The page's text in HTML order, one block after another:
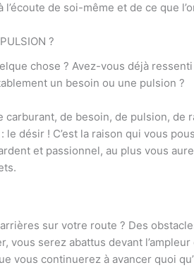
de soi-même et de ce que
?
chose ? Avez-vous déjà
un besoin ou une pulsion ?
carburant, de besoin, de pulsion, de
le désir ! C’est la raison qui vous
et passionnel, au plus vous
sur votre route ? Des
vous serez abattus devant
vous continuerez à avancer quoi